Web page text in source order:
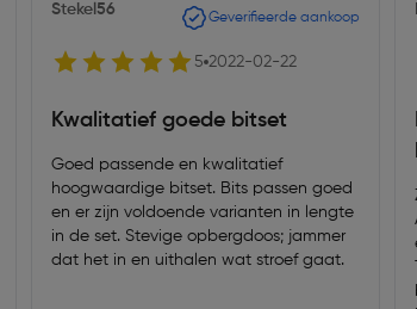
Stekel56 Geverifieerde aankoop
5 2022-02-22
Kwalitatief goede bitset
Goed passende en kwalitatief
hoogwaardige bitset. Bits passen goed
en er zijn voldoende varianten in lengte
in de set. Stevige opbergdoos; jammer
dat het in en uithalen wat stroef gaat.